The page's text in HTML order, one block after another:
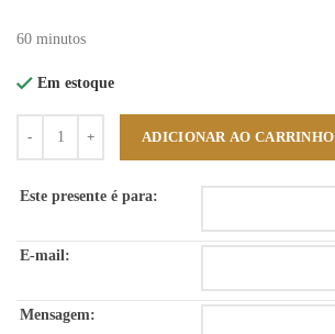
60 minutos
Em estoque
ADICIONAR AO CARRINHO
Este presente é para:
E-mail:
Mensagem: